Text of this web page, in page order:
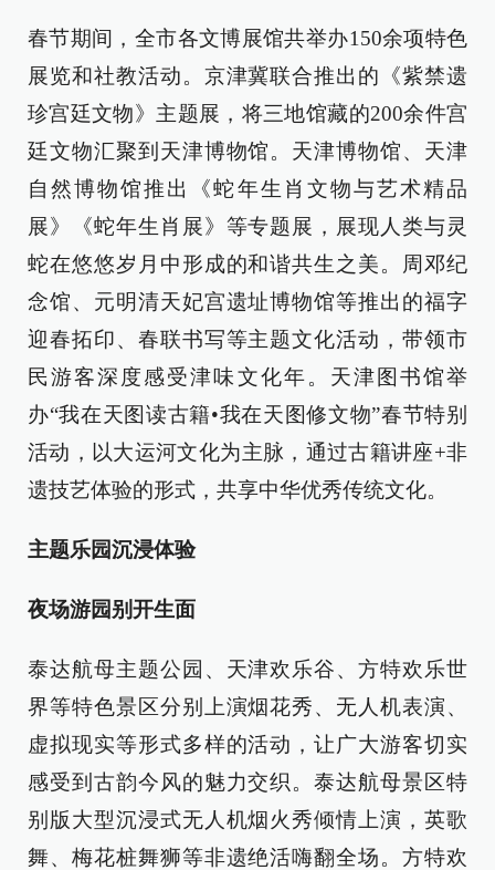
春节期间，全市各文博展馆共举办150余项特色
展览和社教活动。京津冀联合推出的《紫禁遗
珍宫廷文物》主题展，将三地馆藏的200余件宫
廷文物汇聚到天津博物馆。天津博物馆、天津
自然博物馆推出《蛇年生肖文物与艺术精品
展》《蛇年生肖展》等专题展，展现人类与灵
蛇在悠悠岁月中形成的和谐共生之美。周邓纪
念馆、元明清天妃宫遗址博物馆等推出的福字
迎春拓印、春联书写等主题文化活动，带领市
民游客深度感受津味文化年。天津图书馆举
办“我在天图读古籍•我在天图修文物”春节特别
活动，以大运河文化为主脉，通过古籍讲座+非
遗技艺体验的形式，共享中华优秀传统文化。
主题乐园沉浸体验
夜场游园别开生面
泰达航母主题公园、天津欢乐谷、方特欢乐世
界等特色景区分别上演烟花秀、无人机表演、
虚拟现实等形式多样的活动，让广大游客切实
感受到古韵今风的魅力交织。泰达航母景区特
别版大型沉浸式无人机烟火秀倾情上演，英歌
舞、梅花桩舞狮等非遗绝活嗨翻全场。方特欢